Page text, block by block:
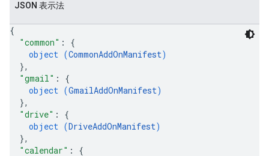
JSON 表示法
{
"common" : {
object (CommonAddOnManifest)
},
"gmail" : {
object (GmailAddOnManifest)
},
"drive" : {
object (DriveAddOnManifest)
},
"calendar" : {